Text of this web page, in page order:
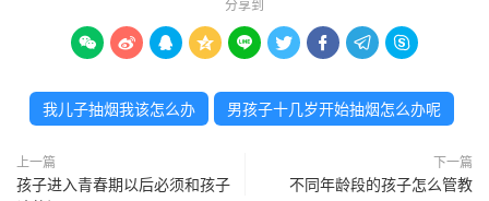
分享到
        
我儿子抽烟我该怎么办 男孩子十几岁开始抽烟怎么办呢
上一篇
孩子进入青春期以后必须和孩子
下一篇
不同年龄段的孩子怎么管教